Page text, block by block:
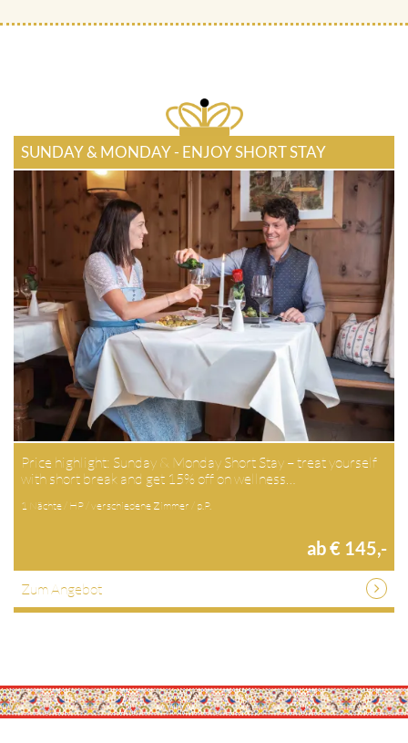
SUNDAY & MONDAY - ENJOY SHORT STAY
Price highlight: Sunday & Monday Short Stay – treat yourself
with short break and get 15% off on wellness…
1 Nächte / HP / verschiedene Zimmer / p.P.
ab € 145,-
Zum Angebot